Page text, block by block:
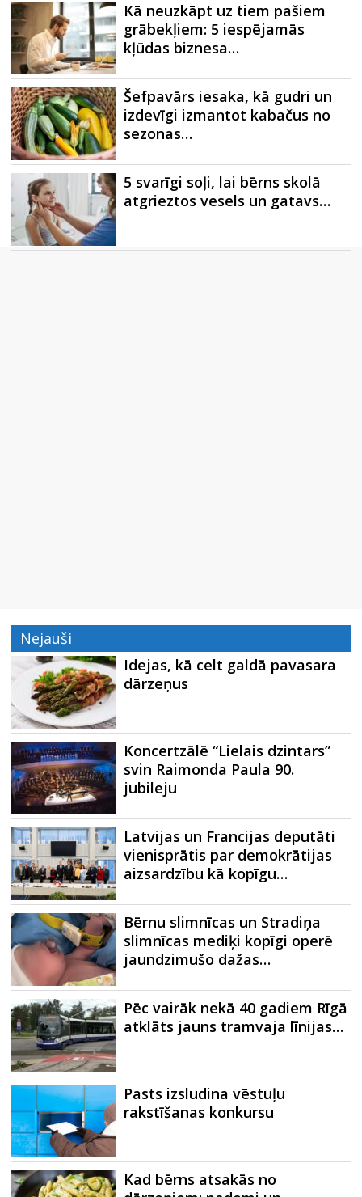
Kā neuzkāpt uz tiem pašiem
grābekļiem: 5 iespējamās
kļūdas biznesa…
Šefpavārs iesaka, kā gudri un
izdevīgi izmantot kabačus no
sezonas…
5 svarīgi soļi, lai bērns skolā
atgrieztos vesels un gatavs…
Nejauši
Idejas, kā celt galdā pavasara
dārzeņus
Koncertzālē “Lielais dzintars”
svin Raimonda Paula 90.
jubileju
Latvijas un Francijas deputāti
vienisprātis par demokrātijas
aizsardzību kā kopīgu…
Bērnu slimnīcas un Stradiņa
slimnīcas mediķi kopīgi operē
jaundzimušo dažas…
Pēc vairāk nekā 40 gadiem Rīgā
atklāts jauns tramvaja līnijas…
Pasts izsludina vēstuļu
rakstīšanas konkursu
Kad bērns atsakās no